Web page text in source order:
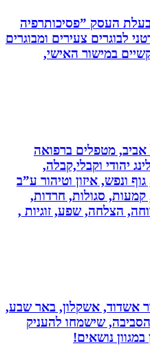
העסק ”פסיכותרפיה
צעירים ומבוגרים
במישור האישי,
מטפלים ברפואה
וקבלי,קבלה,
איזון וטיהור ע”ב
סגולות, חרדות,
שפע, זוגיות ,
אשקלון, באר שבע,
שישמחו להעניק
נושאים!